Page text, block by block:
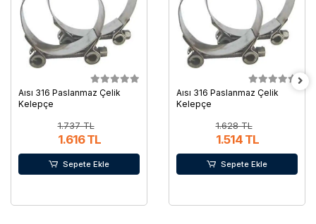
Aısı 316 Paslanmaz Çelik
Kelepçe
1.737 TL
1.616 TL
Sepete Ekle
Aısı 316 Paslanmaz Çelik
Kelepçe
1.628 TL
1.514 TL
Sepete Ekle